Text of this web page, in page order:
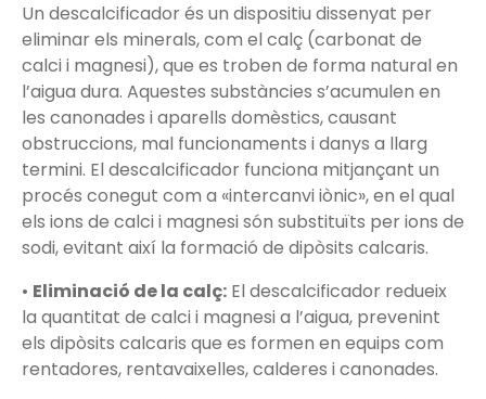
Un descalcificador és un dispositiu dissenyat per
eliminar els minerals, com el calç (carbonat de
calci i magnesi), que es troben de forma natural en
l’aigua dura. Aquestes substàncies s’acumulen en
les canonades i aparells domèstics, causant
obstruccions, mal funcionaments i danys a llarg
termini. El descalcificador funciona mitjançant un
procés conegut com a «intercanvi iònic», en el qual
els ions de calci i magnesi són substituïts per ions de
sodi, evitant així la formació de dipòsits calcaris.
• Eliminació de la calç: El descalcificador redueix
la quantitat de calci i magnesi a l’aigua, prevenint
els dipòsits calcaris que es formen en equips com
rentadores, rentavaixelles, calderes i canonades.